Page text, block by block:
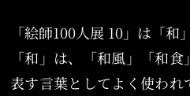
「絵師100人展 10」は「和
「和」は、「和風」「和
表す言葉としてよく使わ